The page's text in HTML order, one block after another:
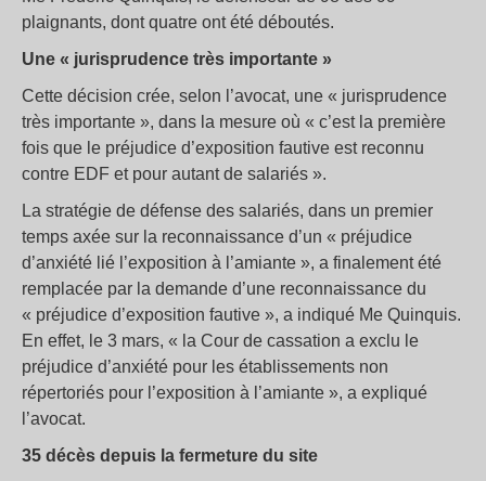
plaignants, dont quatre ont été déboutés.
Une « jurisprudence très importante »
Cette décision crée, selon l’avocat, une « jurisprudence
très importante », dans la mesure où « c’est la première
fois que le préjudice d’exposition fautive est reconnu
contre EDF et pour autant de salariés ».
La stratégie de défense des salariés, dans un premier
temps axée sur la reconnaissance d’un « préjudice
d’anxiété lié l’exposition à l’amiante », a finalement été
remplacée par la demande d’une reconnaissance du
« préjudice d’exposition fautive », a indiqué Me Quinquis.
En effet, le 3 mars, « la Cour de cassation a exclu le
préjudice d’anxiété pour les établissements non
répertoriés pour l’exposition à l’amiante », a expliqué
l’avocat.
35 décès depuis la fermeture du site